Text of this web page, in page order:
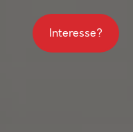
Interesse?